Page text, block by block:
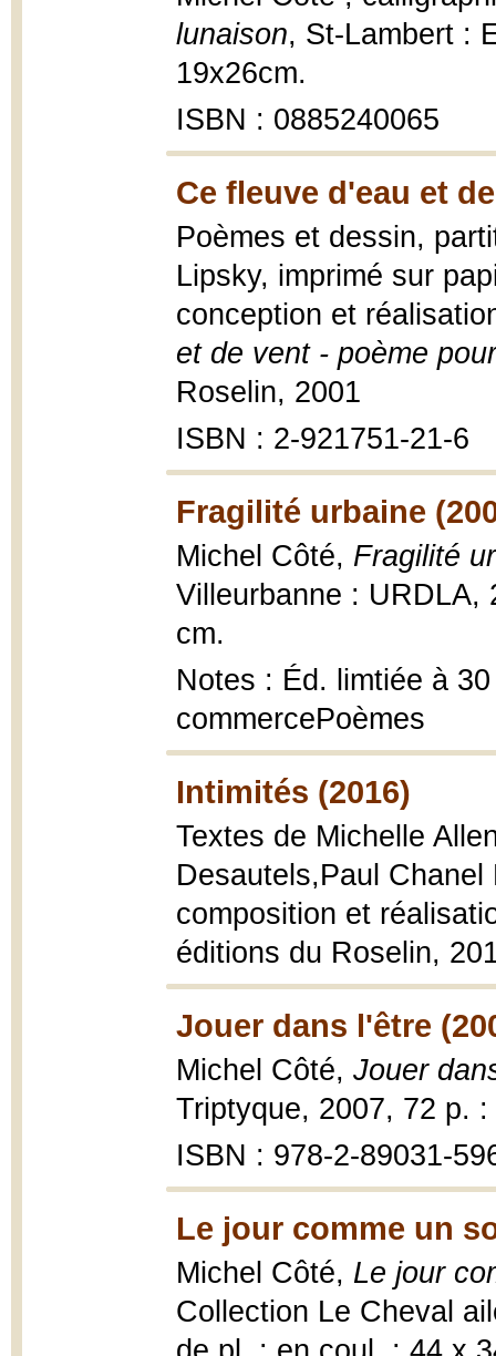
lunaison, St-Lambert :
19x26cm.
ISBN : 0885240065
Ce fleuve d'eau et
Poèmes et dessin,
Lipsky, imprimé sur
conception et
et de vent - poème
Roselin, 2001
ISBN : 2-921751-21-6
Fragilité urbaine
Michel Côté, Fragilité
Villeurbanne : URDLA,
cm.
Notes : Éd. limtiée à
commercePoèmes
Intimités (2016)
Textes de Michelle
Desautels,Paul
composition et
éditions du Roselin,
Jouer dans l'être
Michel Côté, Jouer
Triptyque, 2007, 72 p.
ISBN : 978-2-89031-
Le jour comme un
Michel Côté, Le jour
Collection Le Cheval